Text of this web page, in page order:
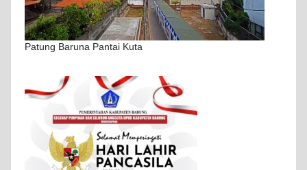
Patung Baruna Pantai Kuta